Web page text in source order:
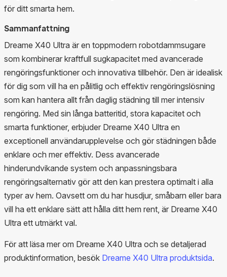
för ditt smarta hem.
Sammanfattning
Dreame X40 Ultra är en toppmodern robotdammsugare
som kombinerar kraftfull sugkapacitet med avancerade
rengöringsfunktioner och innovativa tillbehör. Den är idealisk
för dig som vill ha en pålitlig och effektiv rengöringslösning
som kan hantera allt från daglig städning till mer intensiv
rengöring. Med sin långa batteritid, stora kapacitet och
smarta funktioner, erbjuder Dreame X40 Ultra en
exceptionell användarupplevelse och gör städningen både
enklare och mer effektiv. Dess avancerade
hinderundvikande system och anpassningsbara
rengöringsalternativ gör att den kan prestera optimalt i alla
typer av hem. Oavsett om du har husdjur, småbarn eller bara
vill ha ett enklare sätt att hålla ditt hem rent, är Dreame X40
Ultra ett utmärkt val.
För att läsa mer om Dreame X40 Ultra och se detaljerad
produktinformation, besök Dreame X40 Ultra produktsida.